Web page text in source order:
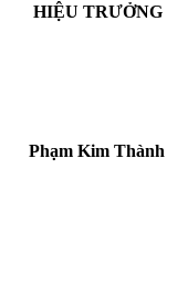
HIỆU TRƯỞNG
Phạm Kim Thành